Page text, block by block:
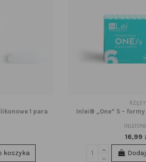
1 para
koszyka
RZĘSY
Inlei® „One” S –
16,99